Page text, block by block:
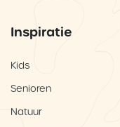
Inspiratie
Kids
Senioren
Natuur